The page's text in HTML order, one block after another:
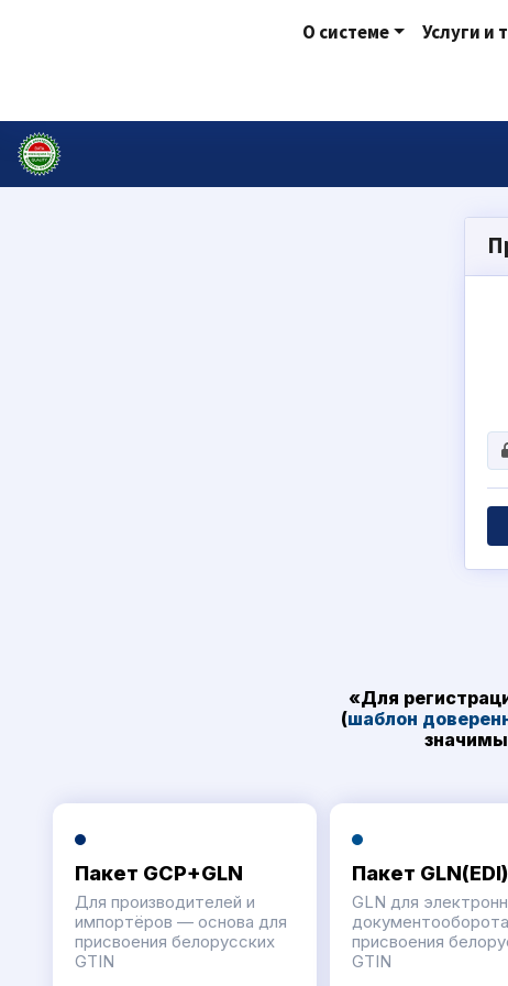
О системе Услуги и
«Для
(шаблон
Пакет GCP+GLN
Для производителей и
импортёров — основа для
присвоения белорусских
GTIN
Пакет GLN(EDI)
GLN для
присвоения
GTIN